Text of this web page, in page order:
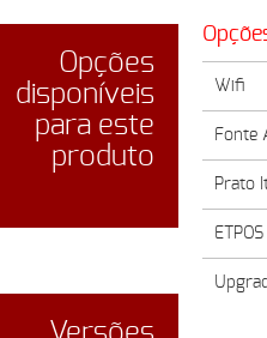
Opções
disponíveis
para este
produto
Wifi
Fonte
Prato